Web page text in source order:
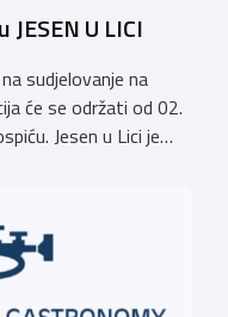
U LICI
sudjelovanje na
će se održati od 02.
Jesen u Lici je
gospodarsku,
Ličko-senjske